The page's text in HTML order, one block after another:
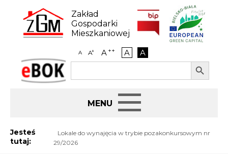
content
Zakład
Gospodarki
Mieszkaniowej
A A+ A++ A A
eBOK
Search
Search Button
Jesteś
tutaj:
Lokale do wynajęcia w trybie pozakonkursowym nr
29/2026